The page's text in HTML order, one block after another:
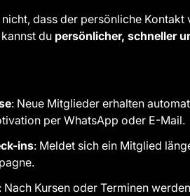
dass der persönliche
du persönlicher, schneller
: Neue Mitglieder erhalten
per WhatsApp oder E-Mail.
ins: Meldet sich ein Mitglied
: Nach Kursen oder Terminen